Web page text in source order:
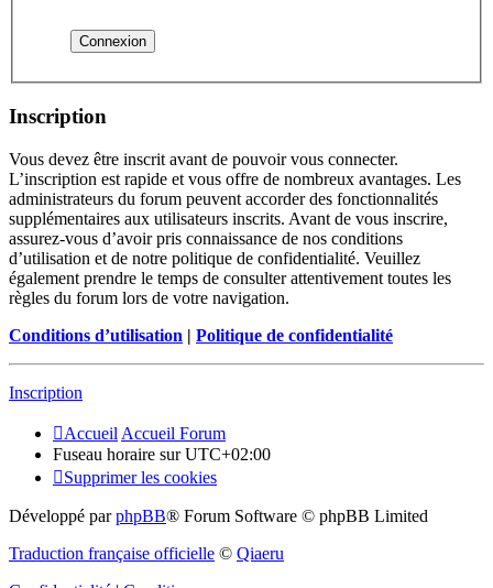
Inscription
Vous devez être inscrit avant de pouvoir vous connecter.
L’inscription est rapide et vous offre de nombreux avantages. Les
administrateurs du forum peuvent accorder des fonctionnalités
supplémentaires aux utilisateurs inscrits. Avant de vous inscrire,
assurez-vous d’avoir pris connaissance de nos conditions
d’utilisation et de notre politique de confidentialité. Veuillez
également prendre le temps de consulter attentivement toutes les
règles du forum lors de votre navigation.
Conditions d’utilisation | Politique de confidentialité
Inscription
Accueil Accueil Forum
Fuseau horaire surUTC+02:00
Supprimer les cookies
Développé parphpBB® Forum Software © phpBB Limited
Traduction française officielle © Qiaeru